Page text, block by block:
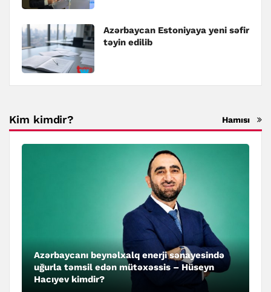
Azərbaycan Estoniyaya yeni səfir
təyin edilib
Kim kimdir? Hamısı
Azərbaycanı beynəlxalq enerji sənayesində
uğurla təmsil edən mütəxəssis – Hüseyn
Hacıyev kimdir?